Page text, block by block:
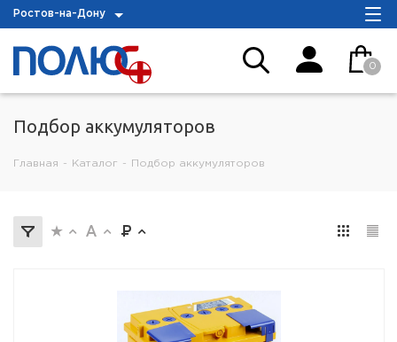
Ростов-на-Дону
0
Подбор аккумуляторов
Главная - Каталог - Подбор аккумуляторов